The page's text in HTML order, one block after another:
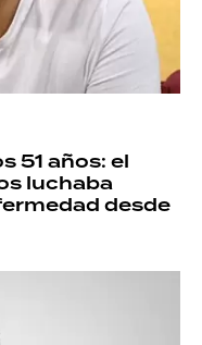
51 años: el
luchaba
desde